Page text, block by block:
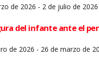
de 2026 - 2 de julio de 2026
del infante ante el
de 2026 - 26 de marzo de